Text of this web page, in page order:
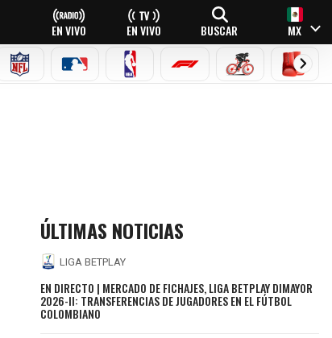
EN VIVO EN VIVO BUSCAR MX
NFL MLB NBA FÓRMULA 1CICLISMOBOXEO
ÚLTIMAS NOTICIAS
LIGA BETPLAY
EN DIRECTO | MERCADO DE FICHAJES, LIGA BETPLAY DIMAYOR
2026-II: TRANSFERENCIAS DE JUGADORES EN EL FÚTBOL
COLOMBIANO